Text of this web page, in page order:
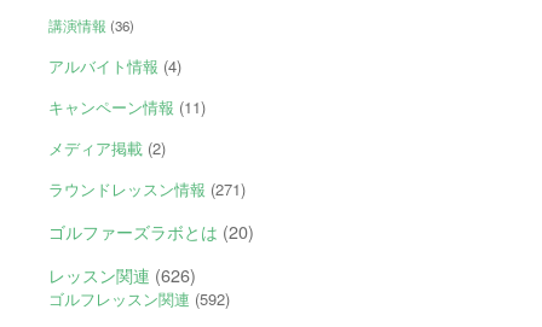
講演情報 (36)
アルバイト情報 (4)
キャンペーン情報 (11)
メディア掲載(2)
ラウンドレッスン情報 (271)
ゴルファーズラボとは (20)
レッスン関連 (626)
ゴルフレッスン関連 (592)